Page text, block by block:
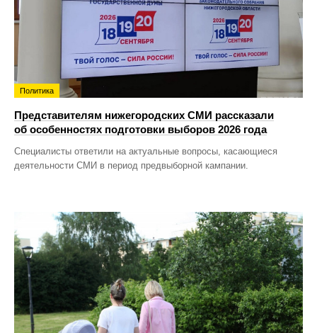
Политика
Представителям нижегородских СМИ рассказали
об особенностях подготовки выборов 2026 года
Специалисты ответили на актуальные вопросы, касающиеся
деятельности СМИ в период предвыборной кампании.